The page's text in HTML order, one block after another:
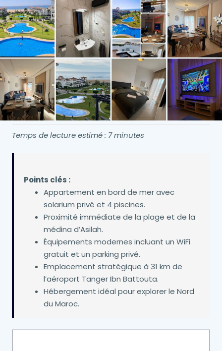
Temps de lecture estimé : 7 minutes
Points clés :
Appartement en bord de mer avec
solarium privé et 4 piscines.
Proximité immédiate de la plage et de la
médina d’Asilah.
Équipements modernes incluant un WiFi
gratuit et un parking privé.
Emplacement stratégique à 31 km de
l’aéroport Tanger Ibn Battouta.
Hébergement idéal pour explorer le Nord
du Maroc.